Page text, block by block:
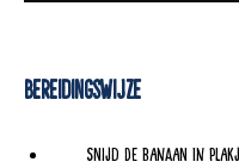
Bereidingswijze
Snijd de banaan in